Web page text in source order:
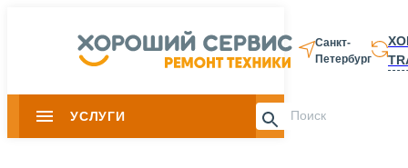
Санкт-
Петербург
УСЛУГИ 8 812 337-